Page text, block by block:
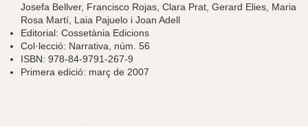
Josefa Bellver, Francisco Rojas, Clara Prat, Gerard Elies, Maria
Rosa Martí, Laia Pajuelo i Joan Adell
Editorial: Cossetània Edicions
Col·lecció: Narrativa, núm. 56
ISBN: 978-84-9791-267-9
Primera edició: març de 2007